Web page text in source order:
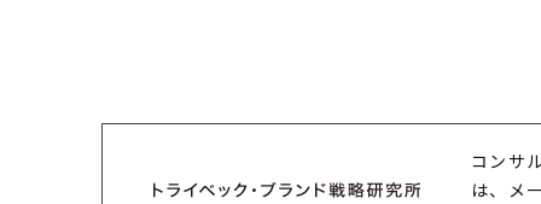
コンサ
は、メ